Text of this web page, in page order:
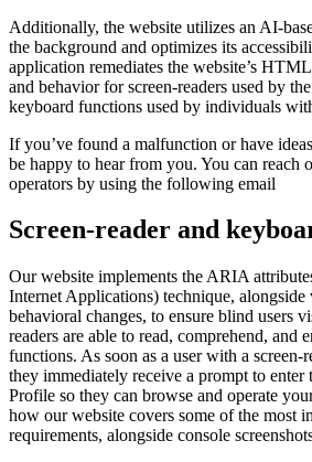
Additionally, the website utilizes an AI-
the background and optimizes its
application remediates the website’s
and behavior for screen-readers used by
keyboard functions used by individuals
If you’ve found a malfunction or have
be happy to hear from you. You can reach
operators by using the following email
Screen-reader and
Our website implements the ARIA
Internet Applications) technique,
behavioral changes, to ensure blind users
readers are able to read, comprehend, and
functions. As soon as a user with a screen-
they immediately receive a prompt to enter
Profile so they can browse and operate
how our website covers some of the most
requirements, alongside console